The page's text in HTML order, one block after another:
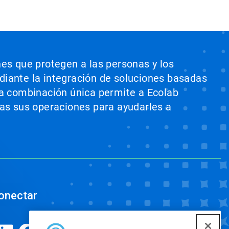
que protegen a las personas y los
la integración de soluciones basadas
combinación única permite a Ecolab
sus operaciones para ayudarles a